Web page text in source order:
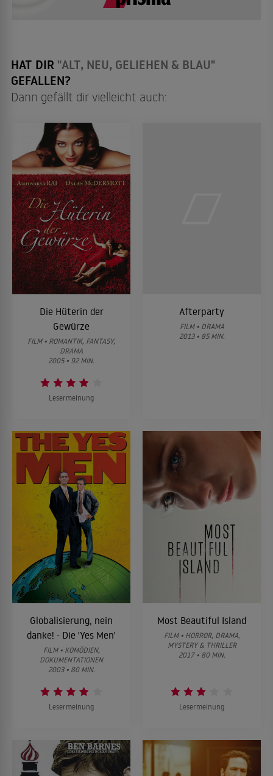
HAT DIR "ALT, NEU, GELIEHEN & BLAU"
GEFALLEN?
Dann gefällt dir vielleicht auch:
Die Hüterin der
Gewürze
FILM • ROMANTIK, FANTASY,
DRAMA
2005 • 92 MIN.
Lesermeinung
Afterparty
FILM • DRAMA
2013 • 85 MIN.
Globalisierung, nein
danke! - Die 'Yes Men'
FILM • KOMÖDIEN,
DOKUMENTATIONEN
2003 • 80 MIN.
Lesermeinung
Most Beautiful Island
FILM • HORROR, DRAMA,
MYSTERY & THRILLER
2017 • 80 MIN.
Lesermeinung